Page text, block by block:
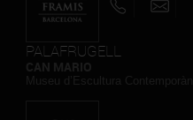
PALAFRUGELL